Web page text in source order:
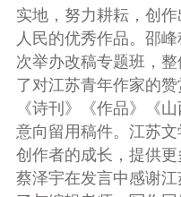
实地，努力耕耘，创
人民的优秀作品。邵
次举办改稿专题班，
了对江苏青年作家的赞
《诗刊》《作品》《
意向留用稿件。江苏
创作者的成长，提供
蔡泽宇在发言中感谢